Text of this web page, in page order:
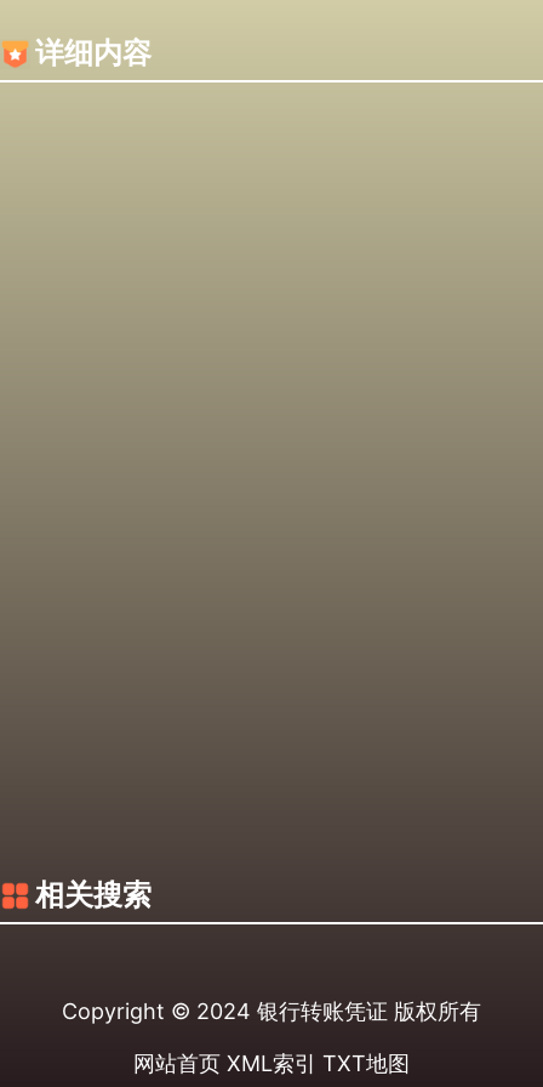
详细内容
相关搜索
Copyright © 2024 银行转账凭证 版权所有
网站首页 XML索引 TXT地图